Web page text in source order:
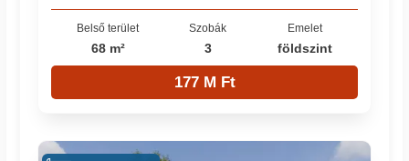
Belső terület
68 m²
Szobák
3
Emelet
földszint
177 M Ft